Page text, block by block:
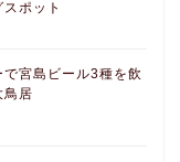
ポット
宮島ビール3種を飲
鳥居